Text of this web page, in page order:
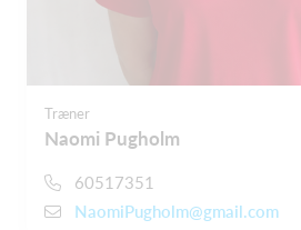
Træner
Naomi Pugholm
60517351
NaomiPugholm@gmail.com